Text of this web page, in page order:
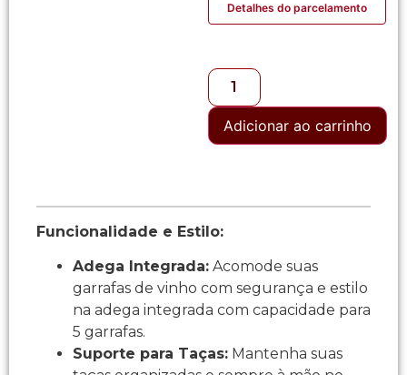
Detalhes do parcelamento
Adicionar ao carrinho
Funcionalidade e Estilo:
Adega Integrada: Acomode suas
garrafas de vinho com segurança e estilo
na adega integrada com capacidade para
5 garrafas.
Suporte para Taças: Mantenha suas